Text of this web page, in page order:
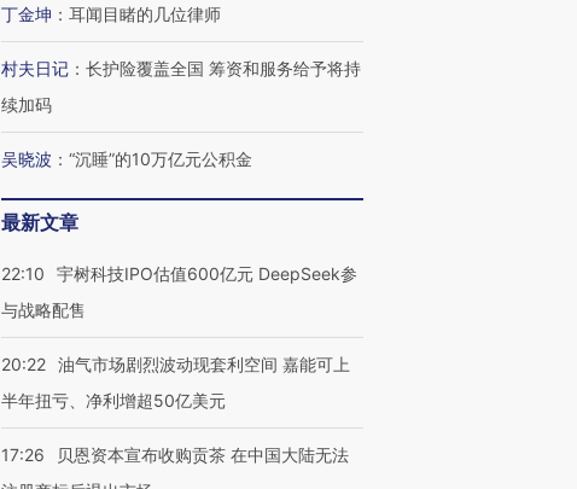
丁金坤 ： 耳闻目睹的几位律师
村夫日记 ： 长护险覆盖全国 筹资和服务给予将持
续加码
吴晓波 ： “沉睡”的10万亿元公积金
最新文章
22:10
宇树科技IPO估值600亿元 DeepSeek参
与战略配售
20:22 油气市场剧烈波动现套利空间 嘉能可上
半年扭亏、净利增超50亿美元
17:26
贝恩资本宣布收购贡茶 在中国大陆无法